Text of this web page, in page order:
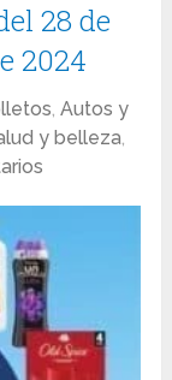
28 de
2024
,Autos y
y belleza,